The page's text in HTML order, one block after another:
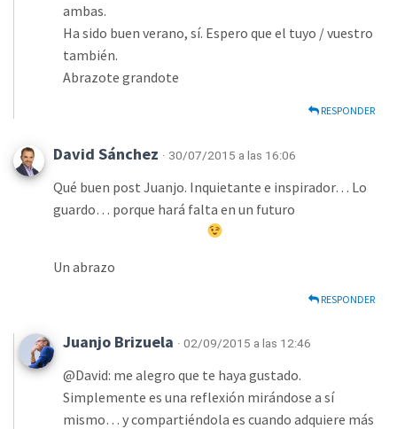
ambas.
Ha sido buen verano, sí. Espero que el tuyo / vuestro
también.
Abrazote grandote
RESPONDER
David Sánchez · 30/07/2015 a las 16:06
Qué buen post Juanjo. Inquietante e inspirador… Lo
guardo… porque hará falta en un futuro
Un abrazo
RESPONDER
Juanjo Brizuela · 02/09/2015 a las 12:46
@David: me alegro que te haya gustado.
Simplemente es una reflexión mirándose a sí
mismo… y compartiéndola es cuando adquiere más